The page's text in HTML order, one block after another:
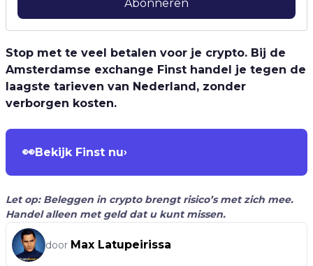
Abonneren
Stop met te veel betalen voor je crypto. Bij de
Amsterdamse exchange Finst handel je tegen de
laagste tarieven van Nederland, zonder
verborgen kosten.
👀Bekijk Finst nu›
Let op: Beleggen in crypto brengt risico’s met zich mee.
Handel alleen met geld dat u kunt missen.
door Max Latupeirissa